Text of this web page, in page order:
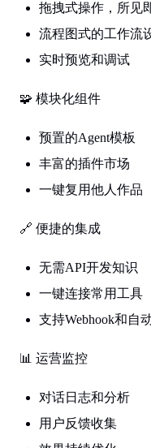
拖拽式操作，所见
流程图式的工作流
实时预览和调试
🧩 模块化组件
预置的Agent模板
丰富的插件市场
一键复用他人作品
🔗 便捷的集成
无需API开发知识
一键连接常用工具
支持Webhook和自
📊 运营监控
对话日志和分析
用户反馈收集